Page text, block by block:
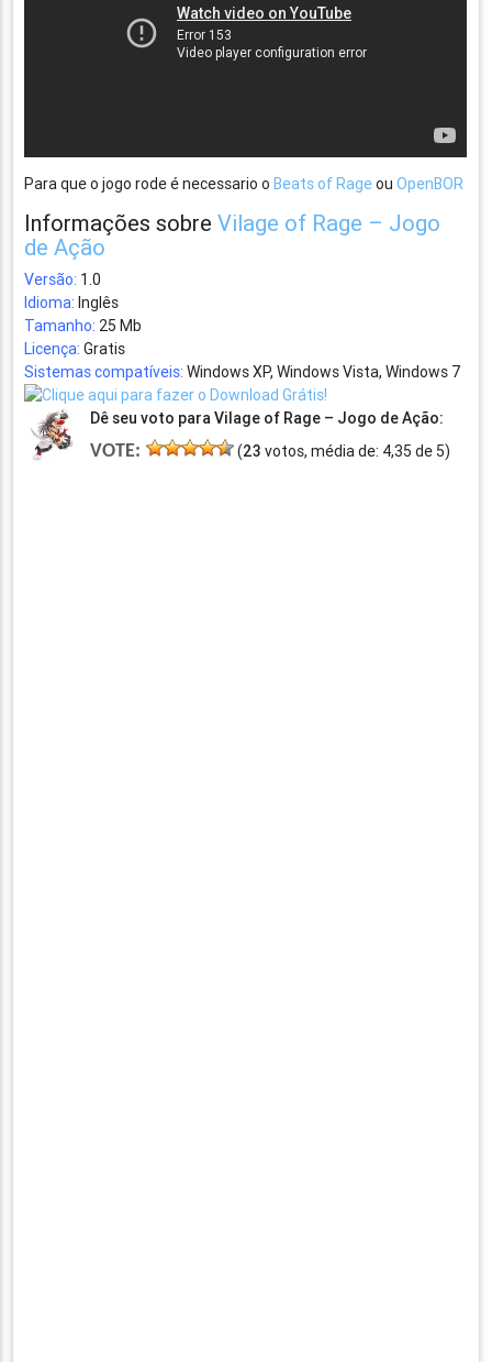
Para que o jogo rode é necessario oBeats of RageouOpenBOR
Informações sobreVilage of Rage – Jogo
de Ação
Versão: 1.0
Idioma: Inglês
Tamanho: 25 Mb
Licença: Gratis
Sistemas compatíveis: Windows XP, Windows Vista, Windows 7
Dê seu voto para Vilage of Rage – Jogo de Ação:
VOTE: (23 votos, média de: 4,35 de 5)